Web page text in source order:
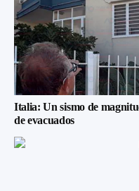
Italia: Un sismo de
de evacuados